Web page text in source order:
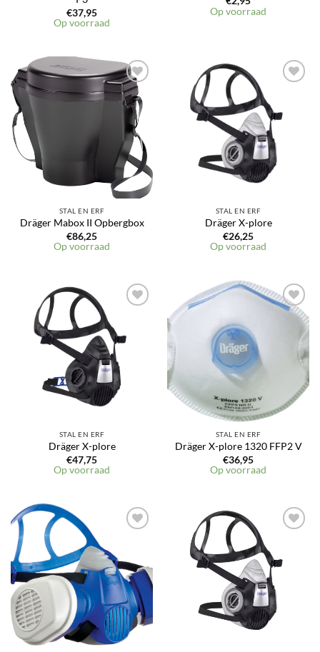
€37,95
Op voorraad
Op voorraad
Toevoegen
aan
verlanglijst
STAL EN ERF
Dräger Mabox II Opbergbox
€86,25
Op voorraad
Toevoegen
verlanglijst
STAL EN ERF
Dräger X-plore
€26,25
Op voorraad
Toevoegen
verlanglijst
STAL EN ERF
Dräger X-plore
€47,75
Op voorraad
Toevoegen
verlanglijst
STAL EN ERF
Dräger X-plore 1320 FFP2 V
€36,95
Op voorraad
verlanglijst
Toevoegen
verlanglijst